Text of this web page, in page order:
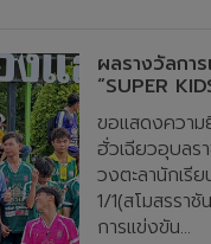
ผลรางวัลกา
“SUPER
ขอแสดงความ
ฮั่วเฉียวอุบลร
วงตะลานักเรี
1/1(สโมสรรา
การแข่งขัน...